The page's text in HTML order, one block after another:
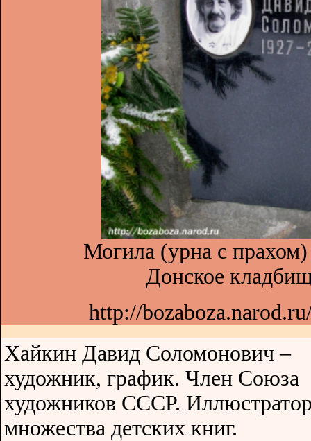
Могила (урна с
Донское
http://
Хайкин Давид Соломонович –
художник, график. Член Союза
художников СССР.
множества детских книг.